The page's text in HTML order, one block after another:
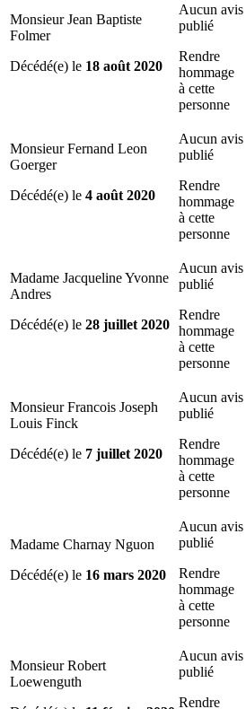
Monsieur Jean Baptiste
Folmer
Décédé(e) le 18 août 2020
Aucun avis
publié
Rendre
hommage
à cette
personne
Monsieur Fernand Leon
Goerger
Décédé(e) le 4 août 2020
Aucun avis
publié
Rendre
hommage
à cette
personne
Madame Jacqueline Yvonne
Andres
Décédé(e) le 28 juillet 2020
Aucun avis
publié
Rendre
hommage
à cette
personne
Monsieur Francois Joseph
Louis Finck
Décédé(e) le 7 juillet 2020
Aucun avis
publié
Rendre
hommage
à cette
personne
Madame Charnay Nguon
Décédé(e) le 16 mars 2020
Aucun avis
publié
Rendre
hommage
à cette
personne
Monsieur Robert
Loewenguth
Aucun avis
publié
Rendre